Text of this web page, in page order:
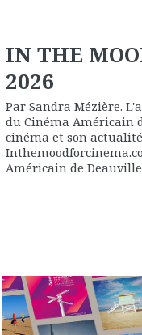
IN THE
2026
Par Sandra Mézière.
du Cinéma Américain
cinéma et son
Américain de